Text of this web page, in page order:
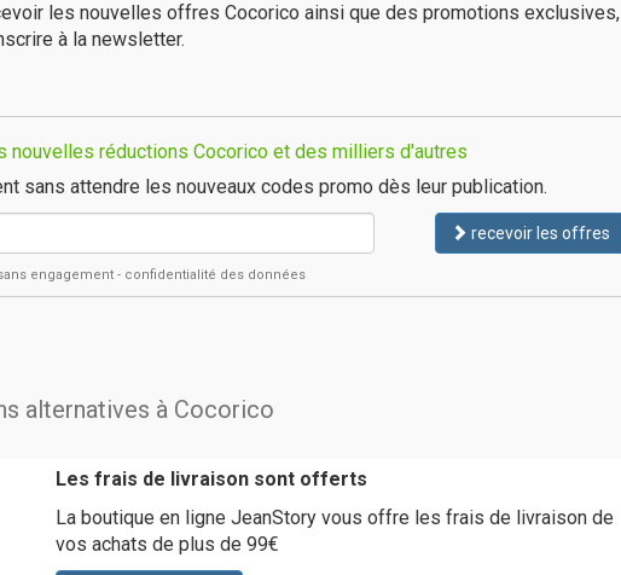
les nouvelles offres Cocorico ainsi que des promotions exclusives,
à la newsletter.
nouvelles réductions Cocorico et des milliers d'autres
sans attendre les nouveaux codes promo dès leur publication.
recevoir les offres
engagement - confidentialité des données
alternatives à Cocorico
Les frais de livraison sont offerts
La boutique en ligne JeanStory vous offre les frais de livraison de
vos achats de plus de 99€